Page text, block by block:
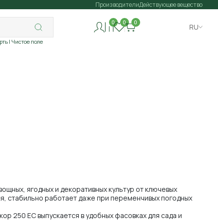
ПроизводителиДействующее вещество
| Чистое поле
0 0 0
RU
ягодных и декоративных культур от ключевых
стабильно работает даже при переменчивых погодных
250 ЕС выпускается в удобных фасовках для сада и